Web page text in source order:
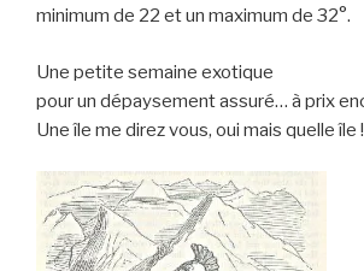
minimum de 22 et un maximum de 32°.
Une petite semaine exotique
pour un dépaysement assuré… à prix
Une île me direz vous, oui mais quelle île !